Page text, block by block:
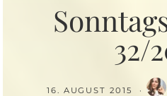
32/
16. AUGUST 2015